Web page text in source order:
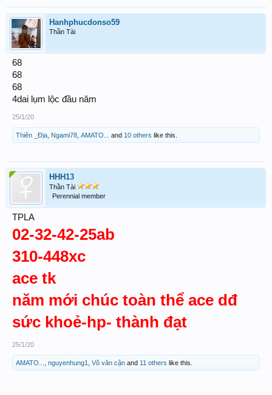
Hanhphucdonso59
Thần Tài
68
68
68
4dai lụm lộc đầu năm
25/1/20
Thiên _Địa Ngami78 AMATO... and 10 others like this.
HHH13
Thần Tài
Perennial member
TPLA
02-32-42-25ab
310-448xc
ace tk
năm mới chúc toàn thể ace dđ
sức khoẻ-hp- thành đạt
25/1/20
AMATO... nguyenhung1 Võ văn cận and 11 others like this.